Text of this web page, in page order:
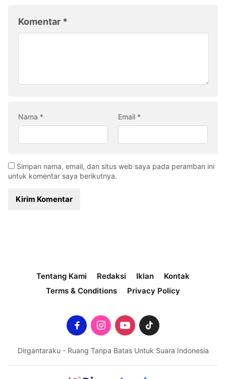
Komentar *
Nama * Email *
Simpan nama, email, dan situs web saya pada peramban ini
untuk komentar saya berikutnya.
Tentang Kami Redaksi Iklan
Kontak
Terms & Conditions
Privacy Policy
Dirgantaraku - Ruang Tanpa Batas Untuk Suara Indonesia